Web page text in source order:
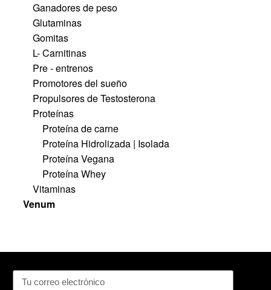
Ganadores de peso
Glutaminas
Gomitas
L- Carnitinas
Pre - entrenos
Promotores del sueño
Propulsores de Testosterona
Proteínas
Proteína de carne
Proteína Hidrolizada | Isolada
Proteína Vegana
Proteína Whey
Vitaminas
Venum